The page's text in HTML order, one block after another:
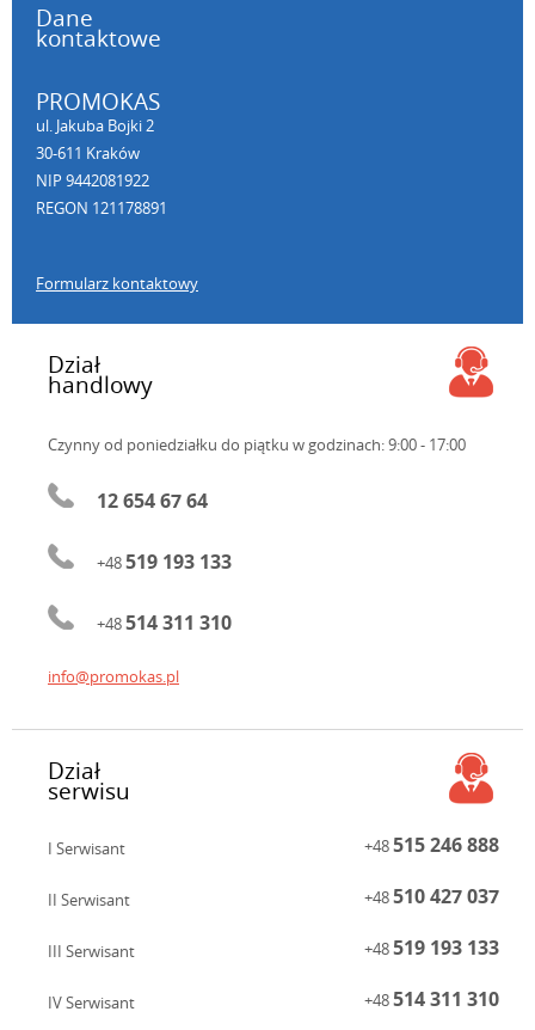
Dane
kontaktowe
PROMOKAS
ul. Jakuba Bojki 2
30-611 Kraków
NIP 9442081922
REGON 121178891
Formularz kontaktowy
Dział
handlowy
Czynny od poniedziałku do piątku w godzinach: 9:00 - 17:00
12 654 67 64
+48519 193 133
+48514 311 310
info@promokas.pl
Dział
serwisu
I Serwisant +48515 246 888
II Serwisant +48510 427 037
III Serwisant +48519 193 133
IV Serwisant +48514 311 310